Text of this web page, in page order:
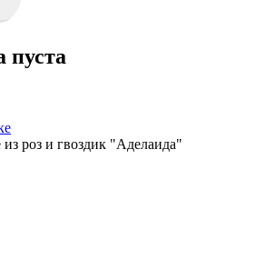
пуста
из роз и гвоздик "Аделаида"